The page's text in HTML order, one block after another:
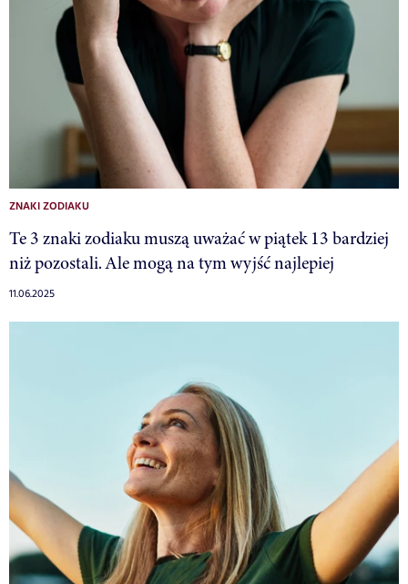
ZNAKI ZODIAKU
Te 3 znaki zodiaku muszą uważać w piątek 13 bardziej
niż pozostali. Ale mogą na tym wyjść najlepiej
11.06.2025